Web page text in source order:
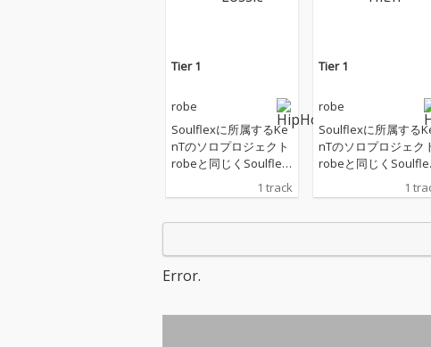
Tier 1
robe
Soulflexに所属するKe
nTのソロプロジェクト
robeと同じくSoulflex
のメンバーであるMa-N
uが新曲「Tier 1」をリ
なっている。 R&B的な
エッジーなラップが混
1 track
Tier 1
robe
Soulflexに所属する
nTのソロプロジェク
robeと同じく
のメンバーであるMa-
uが新曲「Tier 1」を
エッジーなラップが
1
Error.